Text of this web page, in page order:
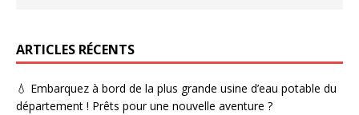
ARTICLES RÉCENTS
💧 Embarquez à bord de la plus grande usine d’eau potable du
département ! Prêts pour une nouvelle aventure ?